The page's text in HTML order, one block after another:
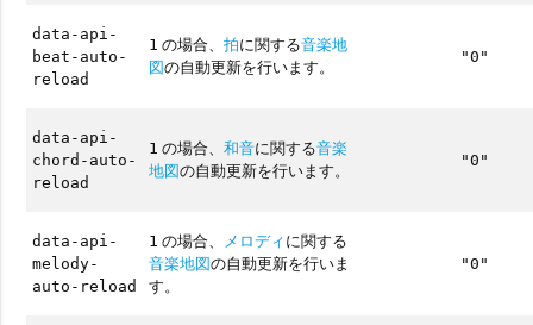
data-api-
beat-auto-
reload
1 の場合、拍に関する音楽地
図の自動更新を行います。
"0"
data-api-
chord-auto-
reload
1 の場合、和音に関する音楽
地図の自動更新を行います。
"0"
data-api-
melody-
auto-reload
1 の場合、 メロディに関する
音楽地図の自動更新を行いま
す。
"0"